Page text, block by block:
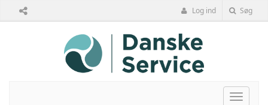
Log ind Søg
Toggle